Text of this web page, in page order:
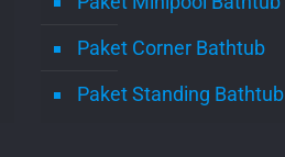
Paket Corner Bathtub
Paket Standing Bathtub